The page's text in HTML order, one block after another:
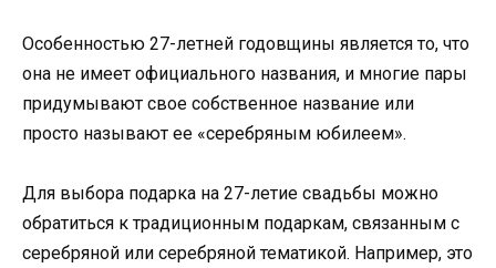
Особенностью 27-летней годовщины является то, что
она не имеет официального названия, и многие пары
придумывают свое собственное название или
просто называют ее «серебряным юбилеем».
Для выбора подарка на 27-летие свадьбы можно
обратиться к традиционным подаркам, связанным с
серебряной или серебряной тематикой. Например, это